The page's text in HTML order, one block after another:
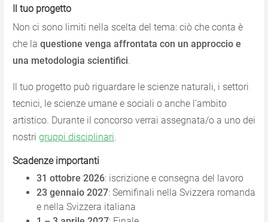
Il tuo progetto
Non ci sono limiti nella scelta del tema: ciò che conta è
che la questione venga affrontata con un approccio e
una metodologia scientifici.
Il tuo progetto può riguardare le scienze naturali, i settori
tecnici, le scienze umane e sociali o anche l’ambito
artistico. Durante il concorso verrai assegnata/o a uno dei
nostri gruppi disciplinari.
Scadenze importanti
31 ottobre 2026: iscrizione e consegna del lavoro
23 gennaio 2027: Semifinali nella Svizzera romanda
e nella Svizzera italiana